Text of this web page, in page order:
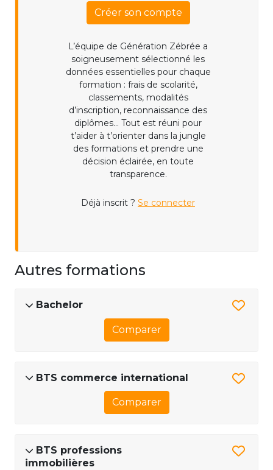
Créer son compte
L’équipe de Génération Zébrée a
soigneusement sélectionné les
données essentielles pour chaque
formation : frais de scolarité,
classements, modalités
d’inscription, reconnaissance des
diplômes... Tout est réuni pour
t’aider à t’orienter dans la jungle
des formations et prendre une
décision éclairée, en toute
transparence.
Déjà inscrit ? Se connecter
Autres formations
Bachelor
Comparer
BTS commerce international
Comparer
BTS professions
immobilières